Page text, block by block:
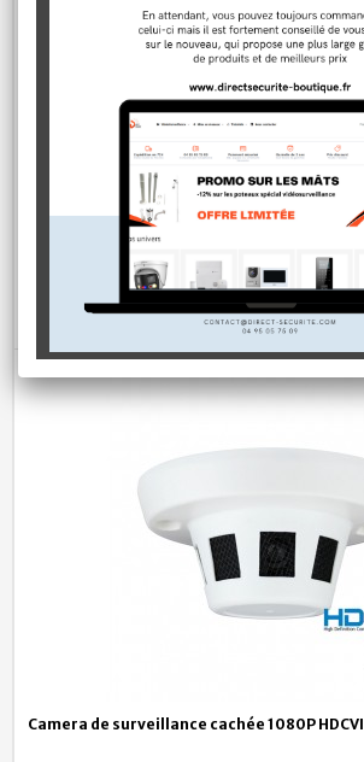
Camera cachée de surveillance HDCVI 720P
Camera de surveillance cachée 1080P HDCVI